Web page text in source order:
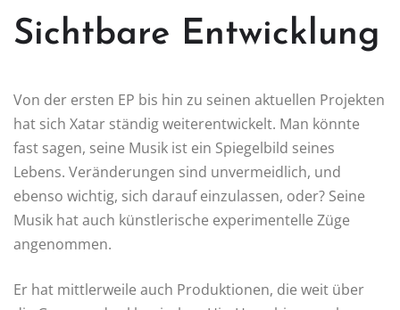
Sichtbare Entwicklung
Von der ersten EP bis hin zu seinen aktuellen Projekten
hat sich Xatar ständig weiterentwickelt. Man könnte
fast sagen, seine Musik ist ein Spiegelbild seines
Lebens. Veränderungen sind unvermeidlich, und
ebenso wichtig, sich darauf einzulassen, oder? Seine
Musik hat auch künstlerische experimentelle Züge
angenommen.
Er hat mittlerweile auch Produktionen, die weit über